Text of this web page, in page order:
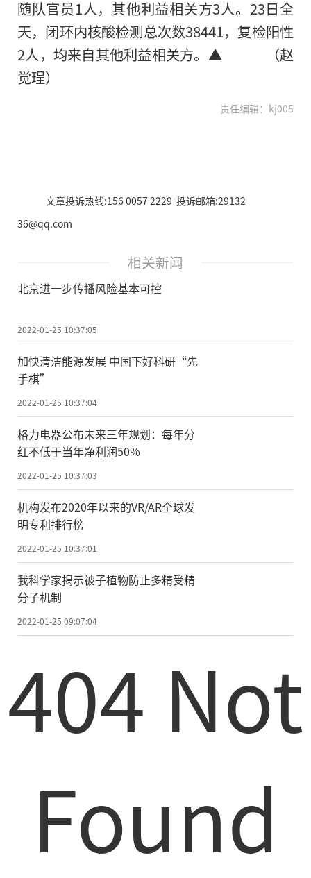
随队官员1人，其他利益相关方3人。23日全
天，闭环内核酸检测总次数38441，复检阳性
2人，均来自其他利益相关方。▲ （赵
觉珵）
责任编辑：kj005
文章投诉热线:156 0057 2229 投诉邮箱:29132
36@qq.com
相关新闻
北京进一步传播风险基本可控
2022-01-25 10:37:05
加快清洁能源发展 中国下好科研“先
手棋”
2022-01-25 10:37:04
格力电器公布未来三年规划：每年分
红不低于当年净利润50%
2022-01-25 10:37:03
机构发布2020年以来的VR/AR全球发
明专利排行榜
2022-01-25 10:37:01
我科学家揭示被子植物防止多精受精
分子机制
2022-01-25 09:07:04
404 Not
Found